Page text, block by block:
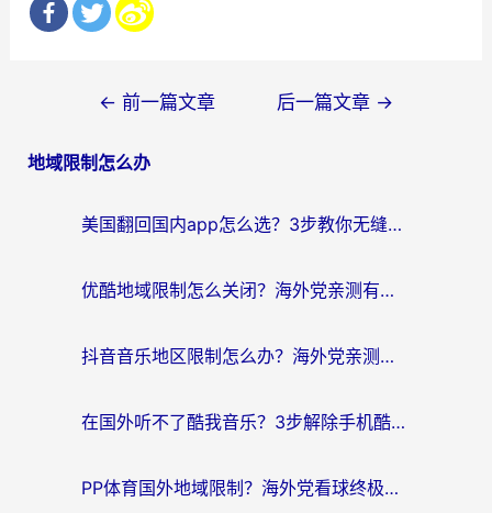
导
← 前一篇文章 后一篇文章 →
地域限制怎么办
美国翻回国内app怎么选？3步教你无缝刷剧、登12123、访问国内网站
优酷地域限制怎么关闭？海外党亲测有效的追剧加速器选择指南
抖音音乐地区限制怎么办？海外党亲测有效的听歌自由指南
在国外听不了酷我音乐？3步解除手机酷我音乐海外限制，附实测好用加速器
PP体育国外地域限制？海外党看球终极方案：从欧洲杯到奥运会，中文解说不卡顿！